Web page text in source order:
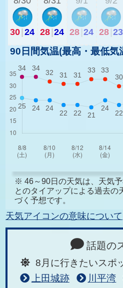
30|24 28|24 28 24 28 23
90日間気温(最高・最低気
※ 46～90日の天気は、天気
とのタイアップによる過去の
づく予想です。
天気アイコンの意味について
話題の
8月に行きたいスポ
上田城跡
川平湾